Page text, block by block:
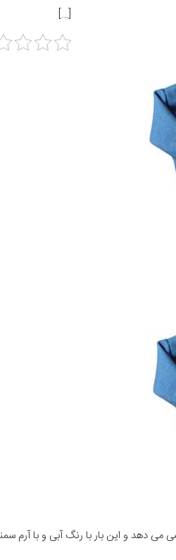
[…]
می دهد و این بار با رنگ آبی و با